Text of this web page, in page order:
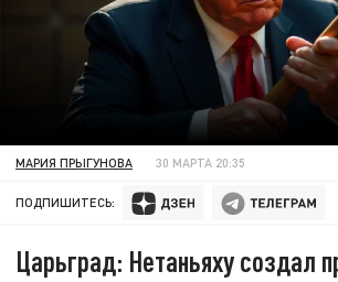
МАРИЯ ПРЫГУНОВА 30 МАРТА 20:35
ПОДПИШИТЕСЬ:
Царьград: Нетаньяху создал